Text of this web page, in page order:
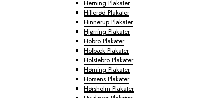
Herning Plakater
Hillerød Plakater
Hinnerup Plakater
Hjørring Plakater
Hobro Plakater
Holbæk Plakater
Holstebro Plakater
Hørning Plakater
Horsens Plakater
Hørsholm Plakater